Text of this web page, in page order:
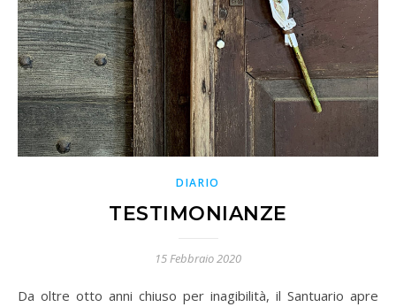
DIARIO
TESTIMONIANZE
15 Febbraio 2020
Da oltre otto anni chiuso per inagibilità, il Santuario apre